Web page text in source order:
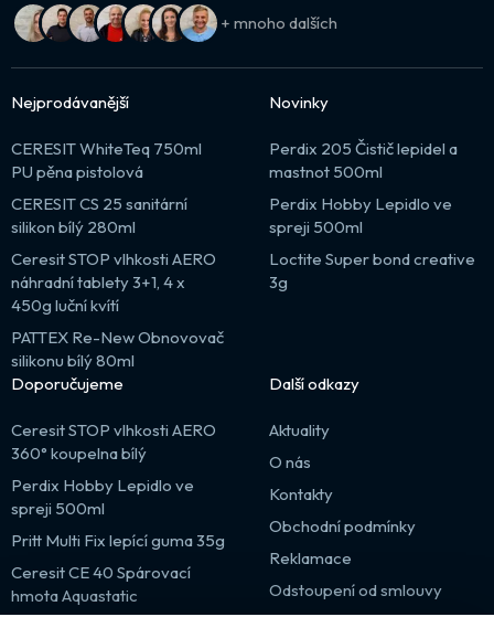
+ mnoho dalších
Nejprodávanější
CERESIT WhiteTeq 750ml
PU pěna pistolová
CERESIT CS 25 sanitární
silikon bílý 280ml
Ceresit STOP vlhkosti AERO
náhradní tablety 3+1, 4 x
450g luční kvítí
PATTEX Re-New Obnovovač
silikonu bílý 80ml
Novinky
Perdix 205 Čistič lepidel a
mastnot 500ml
Perdix Hobby Lepidlo ve
spreji 500ml
Loctite Super bond creative
3g
Doporučujeme
Ceresit STOP vlhkosti AERO
360° koupelna bílý
Perdix Hobby Lepidlo ve
spreji 500ml
Pritt Multi Fix lepící guma 35g
Ceresit CE 40 Spárovací
hmota Aquastatic
Další odkazy
Aktuality
O nás
Kontakty
Obchodní podmínky
Reklamace
Odstoupení od smlouvy